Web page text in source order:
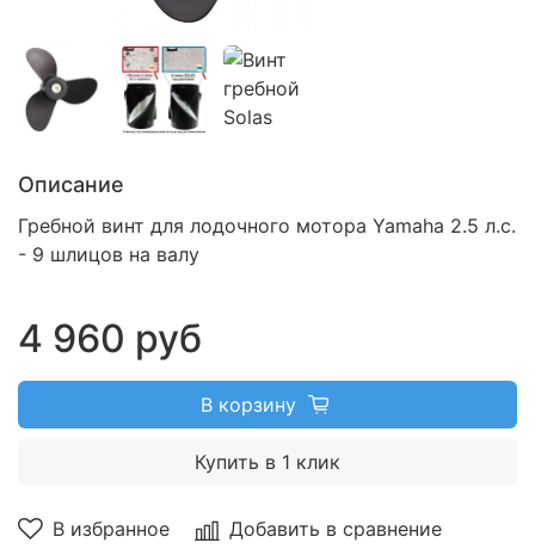
В избранное Добавить в сравнение
Описание
Гребной винт для лодочного мотора Yamaha 2.5 л.с.
- 9 шлицов на валу
4 960 руб
В корзину
Купить в 1 клик